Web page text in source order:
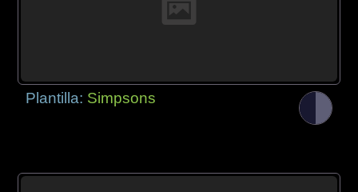
Plantilla: Simpsons